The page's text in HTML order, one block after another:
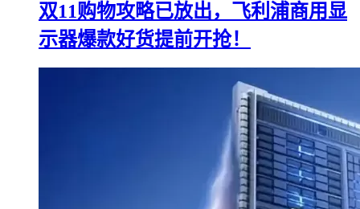
双11购物攻略已放出，飞利浦商用显
示器爆款好货提前开抢！